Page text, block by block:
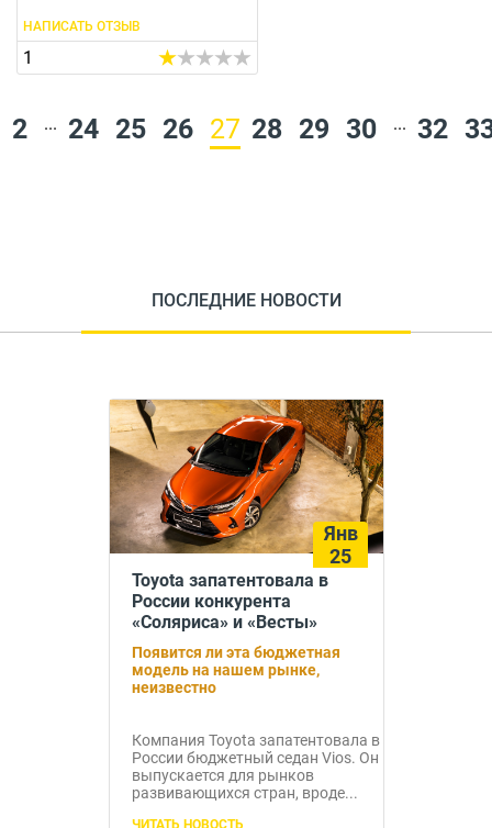
НАПИСАТЬ ОТЗЫВ
1
2 ... 24 25 26 27 28 29 30 ... 32
ПОСЛЕДНИЕ НОВОСТИ
Янв
25
Toyota запатентовала в
России конкурента
«Соляриса» и «Весты»
Появится ли эта бюджетная
модель на нашем рынке,
неизвестно
Компания Toyota запатентовала в
России бюджетный седан Vios. Он
выпускается для рынков
развивающихся стран, вроде...
ЧИТАТЬ НОВОСТЬ